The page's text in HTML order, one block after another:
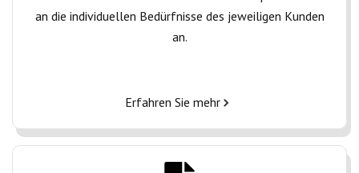
an die individuellen Bedürfnisse des jeweiligen Kunden
an.
Erfahren Sie mehr